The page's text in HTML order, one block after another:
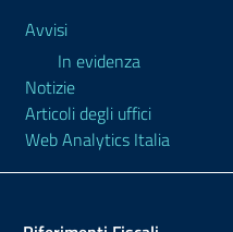
Avvisi
In evidenza
Notizie
Articoli degli uffici
Web Analytics Italia